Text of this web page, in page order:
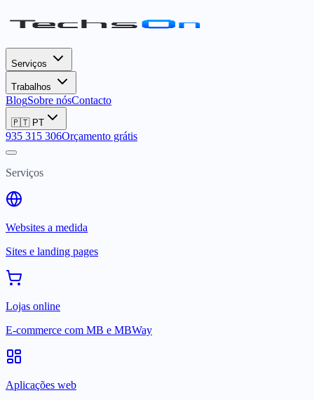
Serviços
Trabalhos
BlogSobre nósContacto
🇵🇹 PT
935 315 306Orçamento grátis
Serviços
Websites a medida
Sites e landing pages
Lojas online
E-commerce com MB e MBWay
Aplicações web